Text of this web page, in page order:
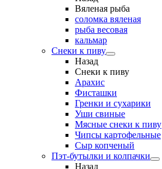
Вяленая рыба
соломка вяленая
рыба весовая
кальмар
Снеки к пиву
Назад
Снеки к пиву
Арахис
Фисташки
Гренки и сухарики
Уши свиные
Мясные снеки к пиву
Чипсы картофельные
Сыр копченый
Пэт-бутылки и колпачки
Назад